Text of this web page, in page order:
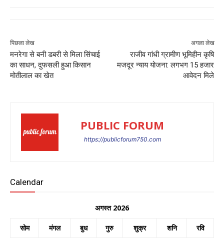
पिछला लेख
मनरेगा से बनी डबरी से मिला सिंचाई
का साधन, दुफसली हुआ किसान
मोतीलाल का खेत
अगला लेख
राजीव गांधी ग्रामीण भूमिहीन कृषि
मजदूर न्याय योजना: लगभग 15 हजार
आवेदन मिले
PUBLIC FORUM
https://publicforum750.com
Calendar
अगस्त 2026
सोम मंगल बुध गुरु शुक्र शनि रवि